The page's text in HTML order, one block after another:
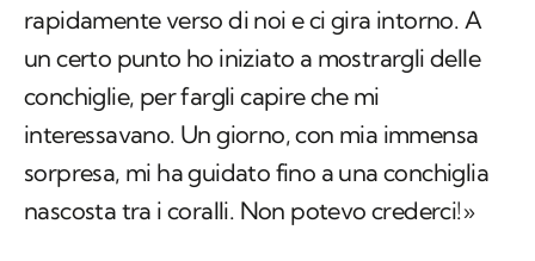
rapidamente verso di noi e ci gira intorno. A
un certo punto ho iniziato a mostrargli delle
conchiglie, per fargli capire che mi
interessavano. Un giorno, con mia immensa
sorpresa, mi ha guidato fino a una conchiglia
nascosta tra i coralli. Non potevo crederci!»